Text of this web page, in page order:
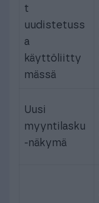
t
uudistetuss
a
käyttöliitty
mässä
Uusi
myyntilasku
-näkymä